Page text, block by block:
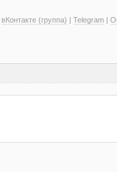
вКонтакте (группа) | Telegram |